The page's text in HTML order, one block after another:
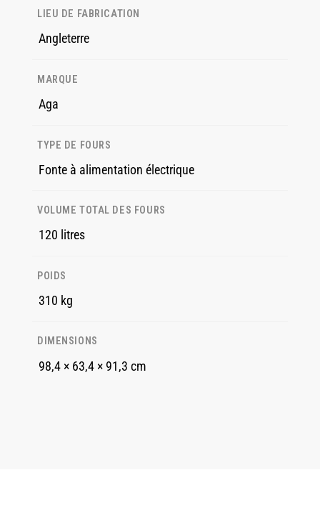
LIEU DE FABRICATION
Angleterre
MARQUE
Aga
TYPE DE FOURS
Fonte à alimentation électrique
VOLUME TOTAL DES FOURS
120 litres
POIDS
310 kg
DIMENSIONS
98,4 × 63,4 × 91,3 cm